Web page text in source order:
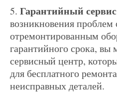
Гарантийный сервис
возникновения проблем
отремонтированным
гарантийного срока, вы
сервисный центр,
для бесплатного
неисправных деталей.